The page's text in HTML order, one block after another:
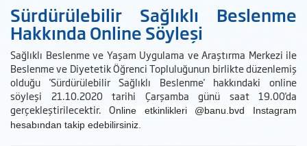
Sürdürülebilir Sağlıklı Beslenme
Hakkında Online Söyleşi
Sağlıklı Beslenme ve Yaşam Uygulama ve Araştırma Merkezi ile
Beslenme ve Diyetetik Öğrenci Topluluğunun birlikte düzenlemiş
olduğu 'Sürdürülebilir Sağlıklı Beslenme' hakkındaki online
söyleşi 21.10.2020 tarihi Çarşamba günü saat 19.00'da
gerçekleştirilecektir. Online etkinlikleri @banu.bvd Instagram
hesabından takip edebilirsiniz.